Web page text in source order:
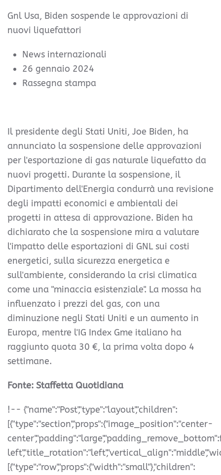
Gnl Usa, Biden sospende le approvazioni di
nuovi liquefattori
News internazionali
26 gennaio 2024
Rassegna stampa
Il presidente degli Stati Uniti, Joe Biden, ha
annunciato la sospensione delle approvazioni
per l'esportazione di gas naturale liquefatto da
nuovi progetti. Durante la sospensione, il
Dipartimento dell'Energia condurrà una revisione
degli impatti economici e ambientali dei
progetti in attesa di approvazione. Biden ha
dichiarato che la sospensione mira a valutare
l'impatto delle esportazioni di GNL sui costi
energetici, sulla sicurezza energetica e
sull'ambiente, considerando la crisi climatica
come una "minaccia esistenziale". La mossa ha
influenzato i prezzi del gas, con una
diminuzione negli Stati Uniti e un aumento in
Europa, mentre l'IG Index Gme italiano ha
raggiunto quota 30 €, la prima volta dopo 4
settimane.
Fonte: Staffetta Quotidiana
!-- {"name":"Post","type":"layout","children":
[{"type":"section","props":{"image_position":"center-
[{"type":"row","props":{"width":"small"},"children":